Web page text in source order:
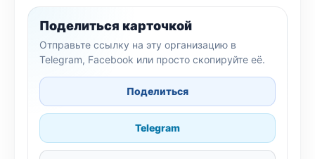
Поделиться карточкой
Отправьте ссылку на эту организацию в
Telegram, Facebook или просто скопируйте её.
Поделиться
Telegram